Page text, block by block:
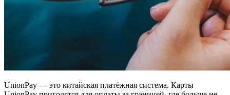
UnionPay — это китайская платёжная система. Карты